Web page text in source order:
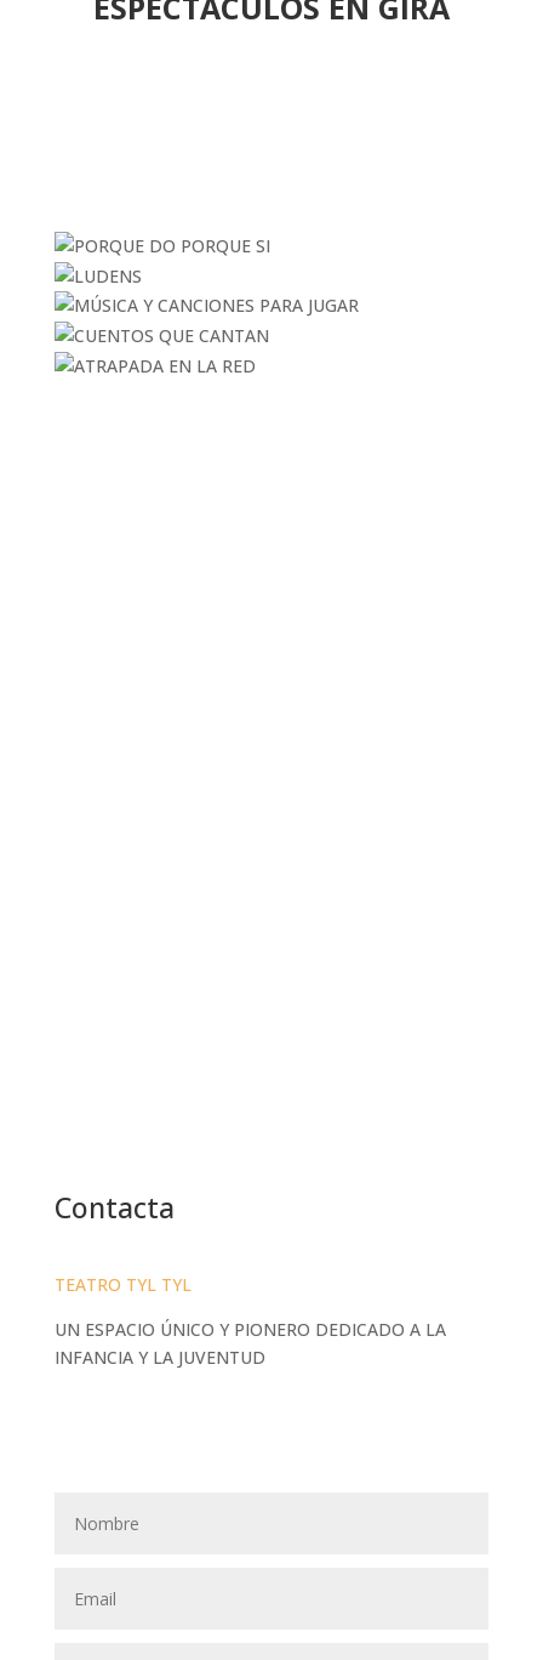
Contacta
TEATRO TYL TYL
UN ESPACIO ÚNICO Y PIONERO DEDICADO A LA
INFANCIA Y LA JUVENTUD